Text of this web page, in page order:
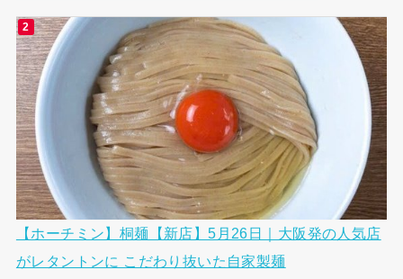
【ホーチミン】桐麺【新店】5月26日｜大阪発の人気店
がレタントンに こだわり抜いた自家製麺